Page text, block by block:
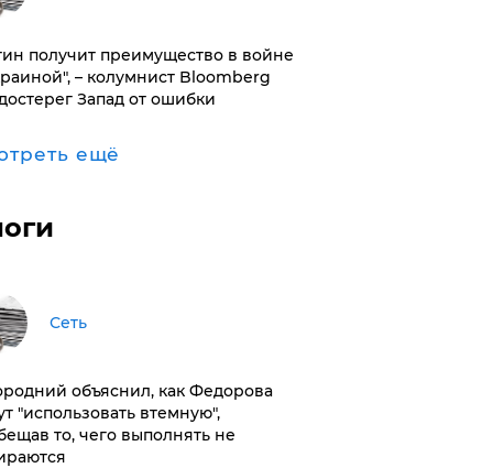
получит преимущество в войне
– колумнист Bloomberg
Запад от ошибки
ещё
Сеть
объяснил, как Федорова
"использовать втемную",
то, чего выполнять не